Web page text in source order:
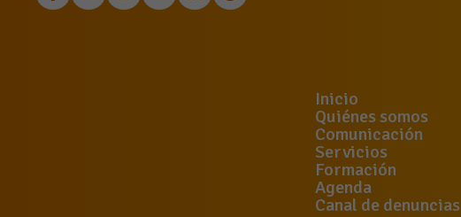
Inicio
Quiénes somos
Comunicación
Servicios
Formación
Agenda
Canal de denuncias